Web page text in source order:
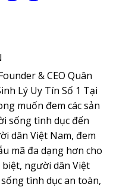
& CEO Quân
Lý Uy Tín Số 1 Tại
muốn đem các sản
sống tình dục đến
dân Việt Nam, đem
mã đa dạng hơn cho
người dân Việt
tình dục an toàn,